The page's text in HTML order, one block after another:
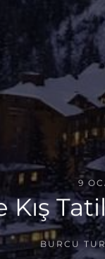
9
Kış
BURCU